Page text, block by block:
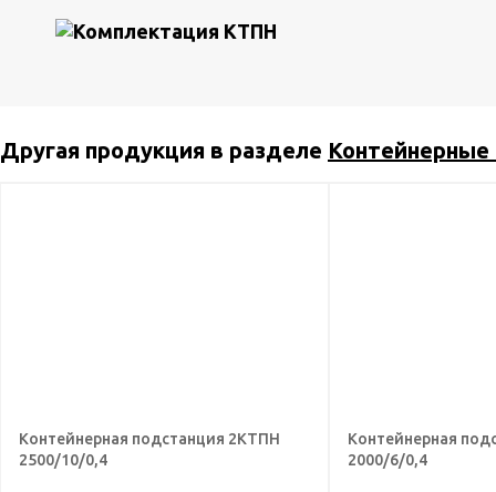
Другая продукция в разделе
Контейнерная подстанция 2КТПН
2500/10/0,4
Контейнерная
2000/6/0,4